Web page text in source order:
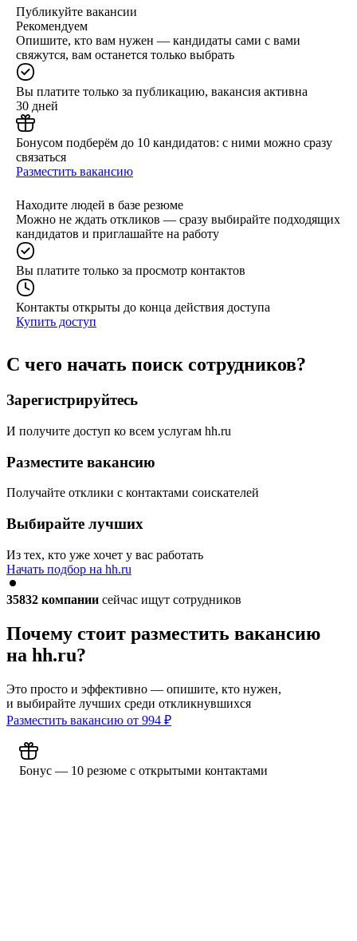
Публикуйте вакансии
Рекомендуем
Опишите, кто вам нужен — кандидаты сами с вами
свяжутся, вам останется только выбрать
Вы платите только за публикацию, вакансия активна
30 дней
Бонусом подберём до 10 кандидатов: с ними можно сразу
связаться
Разместить вакансию
Находите людей в базе резюме
Можно не ждать откликов — сразу выбирайте подходящих
кандидатов и приглашайте на работу
Вы платите только за просмотр контактов
Контакты открыты до конца действия доступа
Купить доступ
С чего начать поиск сотрудников?
Зарегистрируйтесь
И получите доступ ко всем услугам hh.ru
Разместите вакансию
Получайте отклики с контактами соискателей
Выбирайте лучших
Из тех, кто уже хочет у вас работать
Начать подбор на hh.ru
35832 компании сейчас ищут сотрудников
Почему стоит разместить вакансию
на hh.ru?
Это просто и эффективно — опишите, кто нужен,
и выбирайте лучших среди откликнувшихся
Разместить вакансию от 994 ₽
Бонус — 10 резюме с открытыми контактами